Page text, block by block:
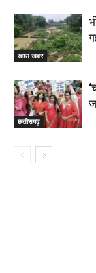
खास खबर
छत्तीसगढ़